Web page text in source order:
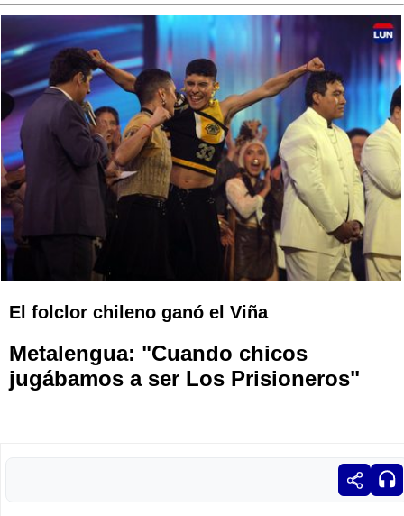
El folclor chileno ganó el Viña
Metalengua: "Cuando chicos
jugábamos a ser Los Prisioneros"